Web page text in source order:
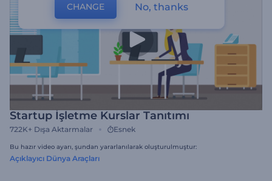
Startup İşletme Kurslar Tanıtımı
722K+ Dışa Aktarmalar Esnek
Bu hazır video ayarı, şundan yararlanılarak oluşturulmuştur:
Açıklayıcı Dünya Araçları
CHANGE No, thanks